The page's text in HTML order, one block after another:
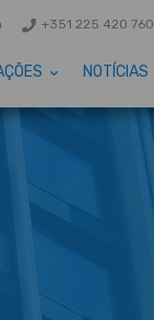
+351 225 420 760
NOTÍCIAS